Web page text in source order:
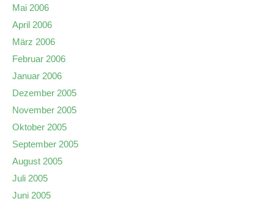
Mai 2006
April 2006
März 2006
Februar 2006
Januar 2006
Dezember 2005
November 2005
Oktober 2005
September 2005
August 2005
Juli 2005
Juni 2005